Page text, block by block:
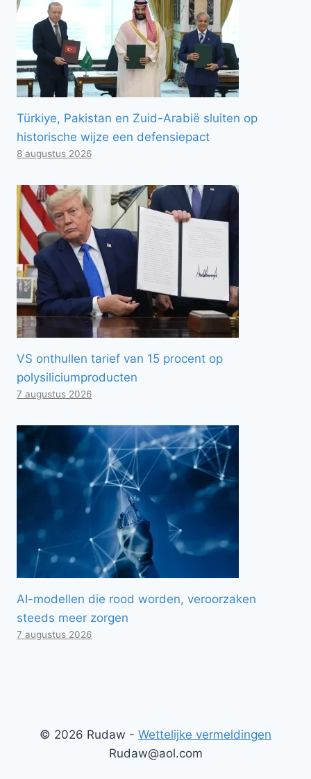
Türkiye, Pakistan en Zuid-Arabië sluiten op
historische wijze een defensiepact
8 augustus 2026
VS onthullen tarief van 15 procent op
polysiliciumproducten
7 augustus 2026
AI-modellen die rood worden, veroorzaken
steeds meer zorgen
7 augustus 2026
© 2026 Rudaw - Wettelijke vermeldingen
Rudaw@aol.com